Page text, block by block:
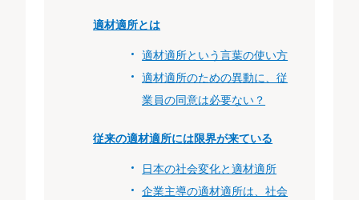
適材適所とは
適材適所という言葉の使い方
適材適所のための異動に、従
業員の同意は必要ない？
従来の適材適所には限界が来ている
日本の社会変化と適材適所
企業主導の適材適所は、社会